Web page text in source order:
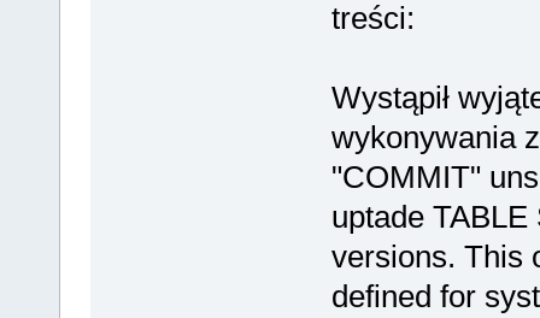
treści:
Wystąpił
wykonywania
"COMMIT"
uptade
versions. This
defined for